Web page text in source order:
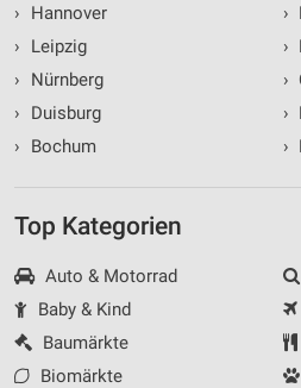
›
Hannover
›
Leipzig
›
Nürnberg
›
Duisburg
›
Bochum
›
›
›
›
›
Top Kategorien
Auto & Motorrad
Baby & Kind
Baumärkte
Biomärkte